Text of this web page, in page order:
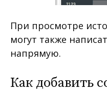
При просмотре
могут также
напрямую.
Как добавить